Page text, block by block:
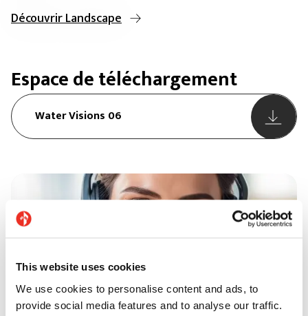
This website uses cookies
We use cookies to personalise content and ads, to
provide social media features and to analyse our traffic.
Découvrir Landscape
Espace de téléchargement
Water Visions 06